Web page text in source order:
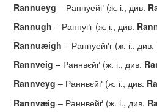
Rannueyg – Раннуейґ (ж. і., див.
Rannugh – Раннуґг (ж. і., див.
Rannuæigh – Раннуейґг (ж. і., див.
Rannveig – Раннвєйґ (ж. і., див.
Rannveyg – Раннвєйґ (ж. і., див.
Rannvæig – Раннвейґ (ж. і., див.